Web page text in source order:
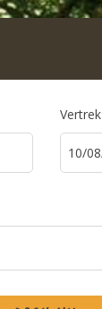
Vertrek